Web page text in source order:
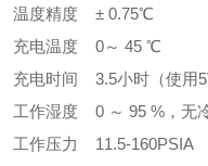
温度精度 ± 0.75℃
充电温度 0～ 45 ℃
充电时间 3.5小时（使用
工作湿度 0 ～ 95 %，无
工作压力 11.5-160PSIA